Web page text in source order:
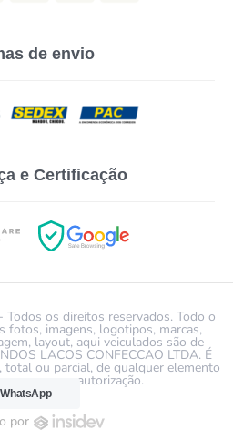
de envio
e Certificação
os direitos reservados. Todo o
fotos, imagens, logotipos, marcas,
layout, aqui veiculados são de
LACOS CONFECCAO LTDA. É
total ou parcial, de qualquer elemento
expressa autorização.
por
WhatsApp